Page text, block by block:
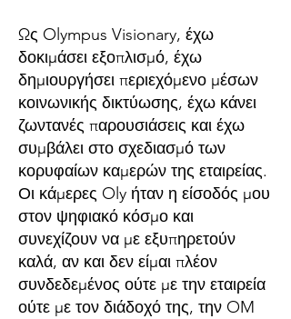
Ως Olympus Visionary, έχω
δοκιμάσει εξοπλισμό, έχω
δημιουργήσει περιεχόμενο μέσων
κοινωνικής δικτύωσης, έχω κάνει
ζωντανές παρουσιάσεις και έχω
συμβάλει στο σχεδιασμό των
κορυφαίων καμερών της εταιρείας.
Οι κάμερες Oly ήταν η είσοδός μου
στον ψηφιακό κόσμο και
συνεχίζουν να με εξυπηρετούν
καλά, αν και δεν είμαι πλέον
συνδεδεμένος ούτε με την εταιρεία
ούτε με τον διάδοχό της, την OM